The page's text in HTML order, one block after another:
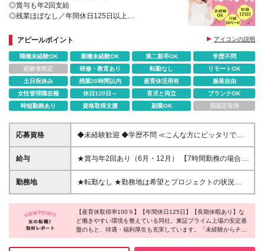
◎賞与も年2回支給
◎残業ほぼなし／年間休日125日以上
◎充実の研修＆サポートあり
◎将来的にリモートも可能
アピールポイント アイコンの説明
職種未経験OK 業種未経験OK 第二新卒OK
学歴不問
経験者限定
研修・教育あり 転勤なし
リモートOK
土日祝休み
残業20時間以内 産育休活用有
服装自由
女性管理職在籍
休日120日～ 育児と両立
ブランクOK
時短勤務あり
資格取得支援 副業OK 国認定取得
応募資格
◆未経験歓迎 ◆学歴不問 ≪こんな方にピッタリです
≫ ◇自分にどんな仕事・どんな職場が向いているか
分からない ◇とりあえずオフィスワークがしたい ◇
の安定企業で働きたい ◇ワークライフバランスを大
切にしたい など ≪契約更新について≫ ・契約の更
後は半期末(3月または9月)まで更新し、以降は半年ご
との契約更新 ・更新上限 なし
給与
★賞与年2回あり（6月・12月） 【7時間勤務の場合】
月給26万1000円+賞与年2回+交通費支給 ※みなし残
業月20時間分（3万2625円～）を含みます。超過分は
間分（3万6704円～）を含みます。超過分は別途支給
します 【8時間勤務の場合】 月給30万1,782円+賞与
年2回+交通費支給 ※みなし残業月20時間分（4万782
勤務地
★転勤なし ★勤務地は希望とプロジェクトの状況に
応じて決定 東京23区を中心とした関東エリアのプロ
ジェクト先 《主な配属エリア》 新宿区・豊島区・渋
谷区・港区・千代田区・中央区 ※駅チカ・大手企業オ
フィスでの勤務が中心です。 ※東京本社：東京都新宿
区西新宿2-1-1 新宿三井ビル33階 （変更の範囲）上記
を除く当社関連勤務地
【産育休取得率100％】【年間休日125日】【長期休暇あり】な
ど働きやすい環境を整えている同社。東証プライム上場の安定基
盤のもと、待遇・福利厚生も充実しています。「未経験からチャ
レンジしたい」「安定した環境で腰を据えて働きたい」といった
方が多数入社しているようです♪長期的なキャリア形成を望む方